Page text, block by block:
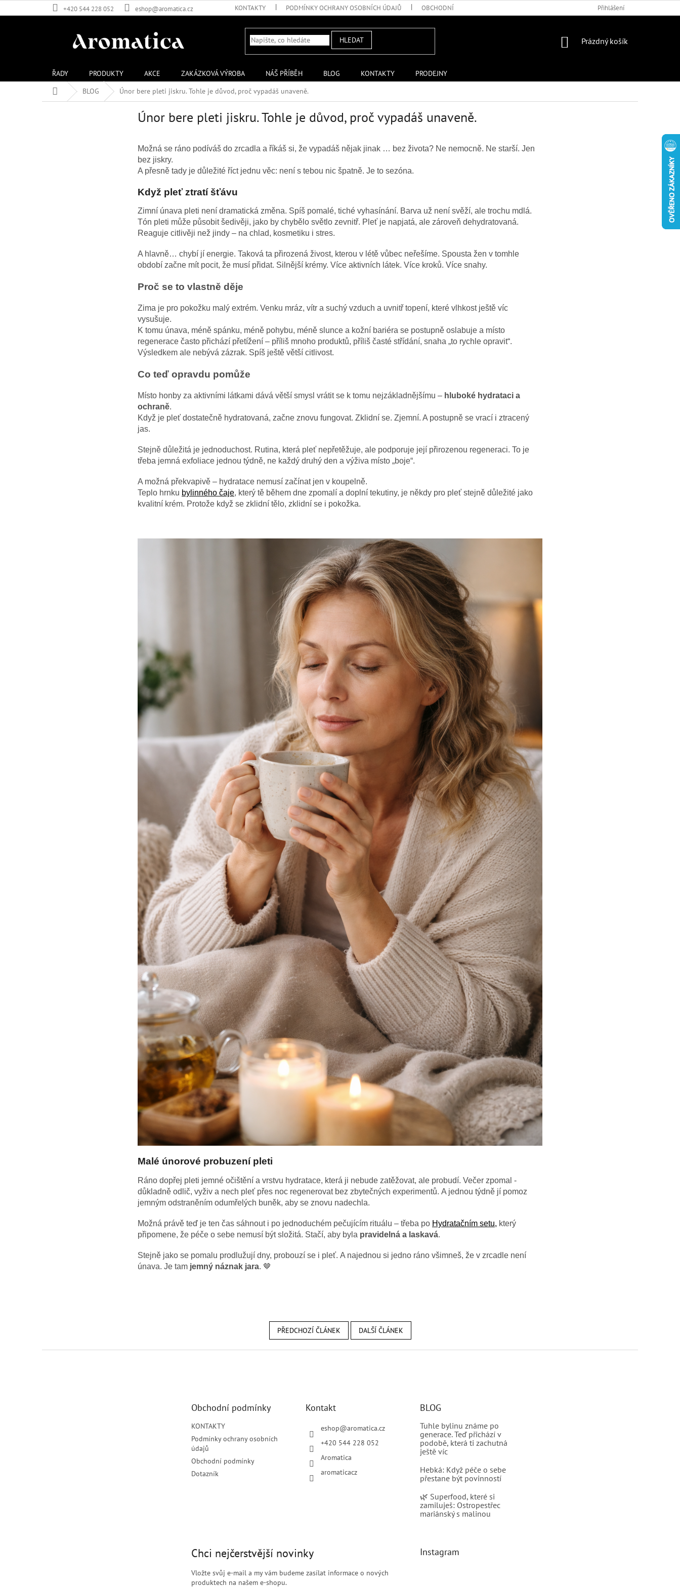
na
+420 544 228 052 eshop@aromatica.cz KONTAKTY PODMÍNKY OCHRANY OSOBNÍCH ÚDAJŮ OBCHODNÍ PODMÍNKY Přihlášení
HLEDAT
NÁKUPNÍ
Prázdný košík
ŘADY PRODUKTY AKCE ZAKÁZKOVÁ VÝROBA NÁŠ PŘÍBĚH BLOG KONTAKTY
PRODEJNY
Domů
BLOG Únor bere pleti jiskru. Tohle je důvod, proč vypadáš unaveně.
Únor bere pleti jiskru. Tohle je důvod, proč vypadáš unaveně.
Možná se ráno podíváš do zrcadla a říkáš si, že vypadáš nějak jinak … bez života? Ne nemocně. Ne starší. Jen
bez jiskry.
A přesně tady je důležité říct jednu věc: není s tebou nic špatně. Je to sezóna.
Když pleť ztratí šťávu
Zimní únava pleti není dramatická změna. Spíš pomalé, tiché vyhasínání. Barva už není svěží, ale trochu mdlá.
Tón pleti může působit šedivěji, jako by chybělo světlo zevnitř. Pleť je napjatá, ale zároveň dehydratovaná.
Reaguje citlivěji než jindy – na chlad, kosmetiku i stres.
A hlavně… chybí jí energie. Taková ta přirozená živost, kterou v létě vůbec neřešíme. Spousta žen v tomhle
období začne mít pocit, že musí přidat. Silnější krémy. Více aktivních látek. Více kroků. Více snahy.
Proč se to vlastně děje
Zima je pro pokožku malý extrém. Venku mráz, vítr a suchý vzduch a uvnitř topení, které vlhkost ještě víc
vysušuje.
K tomu únava, méně spánku, méně pohybu, méně slunce a kožní bariéra se postupně oslabuje a místo
regenerace často přichází přetížení – příliš mnoho produktů, příliš časté střídání, snaha „to rychle opravit“.
Výsledkem ale nebývá zázrak. Spíš ještě větší citlivost.
Co teď opravdu pomůže
Místo honby za aktivními látkami dává větší smysl vrátit se k tomu nejzákladnějšímu – hluboké hydrataci a
ochraně.
Když je pleť dostatečně hydratovaná, začne znovu fungovat. Zklidní se. Zjemní. A postupně se vrací i ztracený
jas.
Stejně důležitá je jednoduchost. Rutina, která pleť nepřetěžuje, ale podporuje její přirozenou regeneraci. To je
třeba jemná exfoliace jednou týdně, ne každý druhý den a výživa místo „boje“.
A možná překvapivě – hydratace nemusí začínat jen v koupelně.
Teplo hrnku bylinného čaje, který tě během dne zpomalí a doplní tekutiny, je někdy pro pleť stejně důležité jako
kvalitní krém. Protože když se zklidní tělo, zklidní se i pokožka.
Malé únorové probuzení pleti
Ráno dopřej pleti jemné očištění a vrstvu hydratace, která ji nebude zatěžovat, ale probudí. Večer zpomal -
důkladně odlič, vyživ a nech pleť přes noc regenerovat bez zbytečných experimentů. A jednou týdně jí pomoz
jemným odstraněním odumřelých buněk, aby se znovu nadechla.
Možná právě teď je ten čas sáhnout i po jednoduchém pečujícím rituálu – třeba po Hydratačním setu, který
připomene, že péče o sebe nemusí být složitá. Stačí, aby byla pravidelná a laskavá.
Stejně jako se pomalu prodlužují dny, probouzí se i pleť. A najednou si jedno ráno všimneš, že v zrcadle není
únava. Je tam jemný náznak jara. 🤎
PŘEDCHOZÍ ČLÁNEK DALŠÍ ČLÁNEK
Obchodní podmínky
KONTAKTY
Podmínky ochrany osobních
údajů
Obchodní podmínky
Dotazník
Kontakt
eshop@aromatica.cz
+420 544 228 052
Aromatica
aromaticacz
BLOG
Tuhle bylinu známe po
generace. Teď přichází v
podobě, která ti zachutná
ještě víc
Hebká: Když péče o sebe
přestane být povinností
🌿 Superfood, které si
zamiluješ: Ostropestřec
mariánský s malinou
Chci nejčerstvější novinky
Vložte svůj e-mail a my vám budeme zasílat informace o nových
produktech na našem e-shopu.
Instagram